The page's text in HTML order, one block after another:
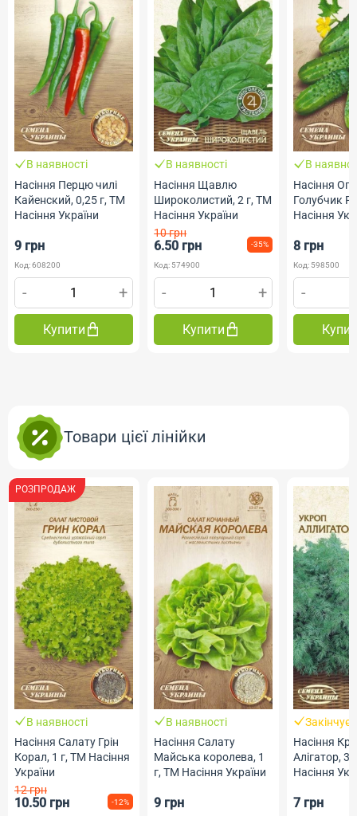
В наявності
Насіння Перцю чилі
Кайенский, 0,25 г, ТМ
Насіння України
9 грн
Код: 608200
- +
Купити
В наявності
Насіння Щавлю
Широколистий, 2 г, ТМ
Насіння України
10 грн
6.50 грн -35%
Код: 574900
- +
Купити
В
Насіння
Голубчик
Насіння
8 грн
Код: 598500
-
Товари цієї лінійки
РОЗПРОДАЖ
В наявності
Насіння Салату Грін
Корал, 1 г, ТМ Насіння
України
12 грн
10.50 грн -12%
В наявності
Насіння Салату
Майська королева, 1
г, ТМ Насіння України
9 грн
Насіння
Алігатор, 3
Насіння
7 грн